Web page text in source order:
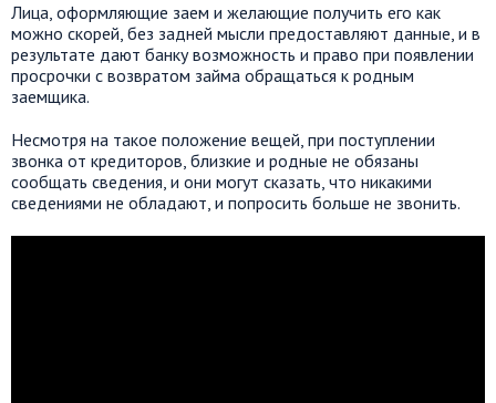
Лица, оформляющие заем и желающие получить его как
можно скорей, без задней мысли предоставляют данные, и в
результате дают банку возможность и право при появлении
просрочки с возвратом займа обращаться к родным
заемщика.
Несмотря на такое положение вещей, при поступлении
звонка от кредиторов, близкие и родные не обязаны
сообщать сведения, и они могут сказать, что никакими
сведениями не обладают, и попросить больше не звонить.